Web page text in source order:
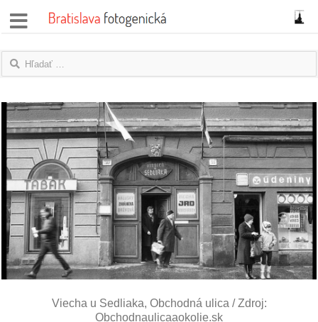
správy
názory
|
rozhovory
fotky
protesty
Viecha u Sedliaka, Obchodná ulica / Zdroj:
Obchodnaulicaaokolie.sk